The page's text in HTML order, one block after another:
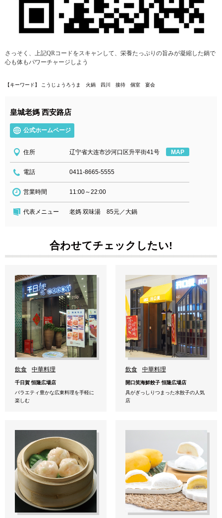
さっそく、上記QRコードをスキャンして、栄養たっぷりの旨みが凝縮した鍋で
心も体もパワーチャージしよう
【キーワード】 こうじょうろうま 火鍋 四川 接待 個室 宴会
皇城老媽 西安路店
公式ホームページ
住所 辽宁省大连市沙河口区升平街41号 MAP
電話 0411-8665-5555
営業時間 11:00～22:00
代表メニュー 老媽 双味湯 85元／大鍋
合わせてチェックしたい!
飲食 中華料理
千日賀 恒隆広場店
バラエティ豊かな広東料理を手軽に
楽しむ
飲食 中華料理
開口笑海鮮餃子 恒隆広場店
具がぎっしりつまった水餃子の人気
店